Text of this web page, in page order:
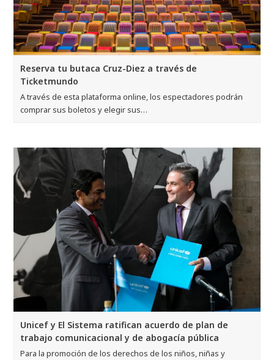
Reserva tu butaca Cruz-Diez a través de
Ticketmundo
A través de esta plataforma online, los espectadores podrán
comprar sus boletos y elegir sus…
Unicef y El Sistema ratifican acuerdo de plan de
trabajo comunicacional y de abogacía pública
Para la promoción de los derechos de los niños, niñas y